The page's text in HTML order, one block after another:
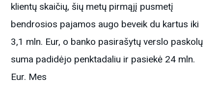
klientų skaičių, šių metų pirmąjį pusmetį
bendrosios pajamos augo beveik du kartus iki
3,1 mln. Eur, o banko pasirašytų verslo paskolų
suma padidėjo penktadaliu ir pasiekė 24 mln.
Eur. Mes